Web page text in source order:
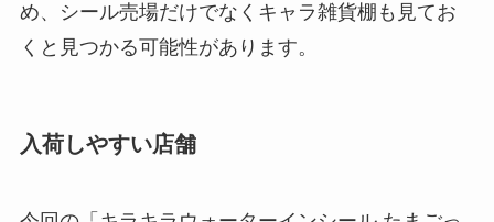
め、シール売場だけでなくキャラ雑貨棚も見てお
くと見つかる可能性があります。
入荷しやすい店舗